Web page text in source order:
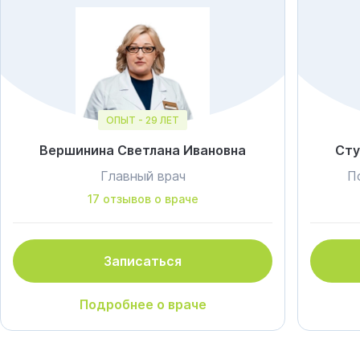
ОПЫТ - 29 ЛЕТ
Вершинина Светлана Ивановна
Главный врач
17 отзывов о враче
Записаться
Подробнее о враче